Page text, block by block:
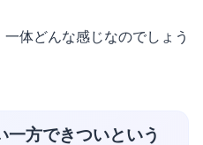
体どんな感じなのでしょう
一方できついという